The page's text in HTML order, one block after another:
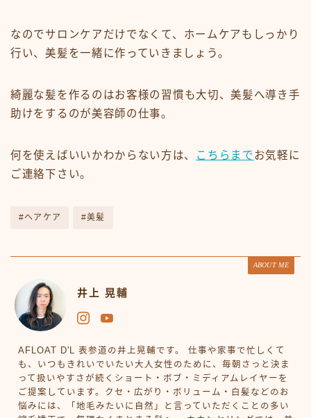
なのでサロンケアだけでなくて、 ホームケアもしっかり
行い、美髪を一緒に作っていきましょう。
綺麗な髪を作るのはお客様の 習慣も大切、美髪へ導き手
助けをするのが美容師の仕事。
何を使えばいいかわからない方は、 こちらまでお気軽に
ご連絡下さい。
#ヘアケア #美髪
ABOUT ME
井上 晃輔
AFLOAT D'L 表参道の井上晃輔です。 仕事や家事で忙しくて
も、いつもきれいでいたい大人女性のために、毎朝さっと決ま
って扱いやすさが続くショート・ボブ・ミディアムレイヤーを
ご提案しています。クセ・広がり・ボリューム・白髪などのお
悩みには、「地毛みたいに自然」と言っていただくことの多い